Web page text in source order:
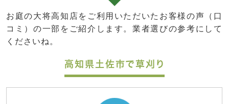
お庭の大将高知店をご利用いただいたお客様の声（口
コミ）の一部をご紹介します。業者選びの参考にして
くださいね。
高知県土佐市で草刈り